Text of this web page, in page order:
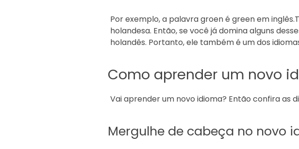
Por exemplo, a palavra groen é green em
holandesa. Então, se você já domina alguns
holandês. Portanto, ele também é um dos
Como aprender um novo
Vai aprender um novo idioma? Então confira as
Mergulhe de cabeça no novo